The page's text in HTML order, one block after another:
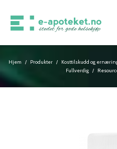
Hjem / Produkter / Kosttilskudd og
Fullverdig /